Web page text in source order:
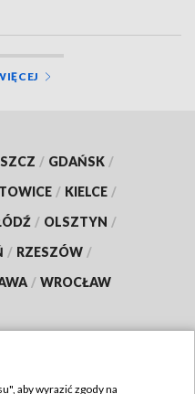
/ GDAŃSK /
/ KIELCE /
/ OLSZTYN /
/ RZESZÓW /
/ WROCŁAW
aby wyrazić zgody na